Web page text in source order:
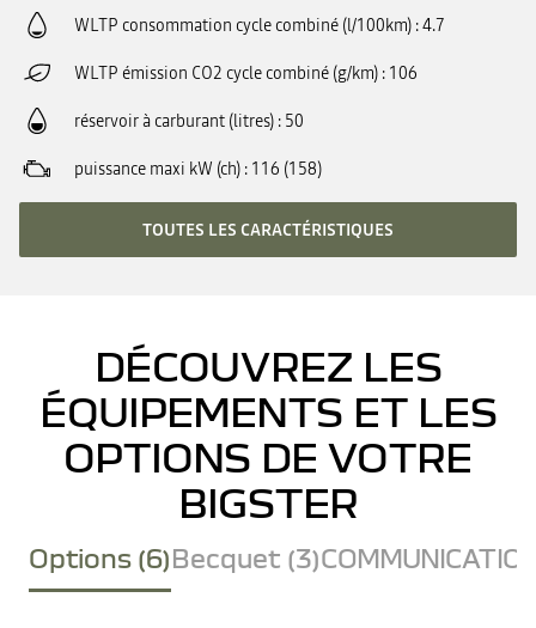
WLTP consommation cycle combiné (l/100km) 4.7
WLTP émission CO2 cycle combiné (g/km) 106
réservoir à carburant (litres) 50
puissance maxi kW (ch) 116 (158)
TOUTES LES CARACTÉRISTIQUES
DÉCOUVREZ LES
ÉQUIPEMENTS ET LES
OPTIONS DE VOTRE
BIGSTER
Options (6)Becquet (3)